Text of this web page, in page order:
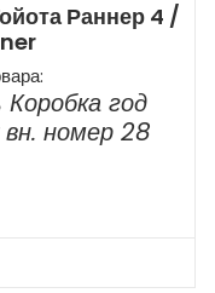
Раннер 4 /
год
номер 28